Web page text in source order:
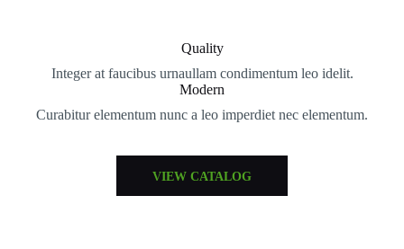
Quality
Integer at faucibus urnaullam condimentum leo idelit.
Modern
Curabitur elementum nunc a leo imperdiet nec elementum.
VIEW CATALOG